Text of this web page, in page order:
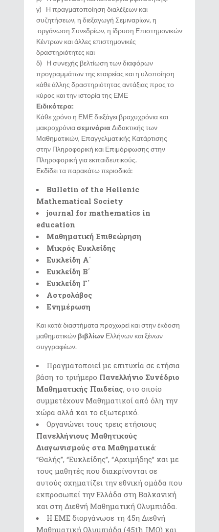
γ) Η πραγματοποίηση διαλέξεων και
συζητήσεων, η διεξαγωγή Σεμιναρίων, η
οργάνωση Συνεδρίων, η ίδρυση Επιστημονικών
Κέντρων και άλλες επιστημονικές
δραστηριότητες και
δ) Η συνεχής βελτίωση των διαφόρων
προγραμμάτων της εταιρείας και η υλοποίηση
κάθε άλλης δραστηριότητας αντάξιας προς το
κύρος και την ιστορία της ΕΜΕ
Ειδικότερα:
Κάθε χρόνο η ΕΜΕ διεξάγει βραχυχρόνια και
μακροχρόνιασεμινάριαΔιδακτικής των
Μαθηματικών, Επαγγελματικής Κατάρτισης
στην Πληροφορική και Επιμόρφωσης στην
Πληροφορική για εκπαιδευτικούς.
Εκδίδει τα παρακάτω περιοδικά:
Bulletin of the Hellenic
Mathematical Society
journal for mathematics in
education
Μαθηματική Επιθεώρηση
Μικρός Ευκλείδης
Ευκλείδη Α΄
Ευκλείδη Β΄
Ευκλείδη Γ΄
Αστρολάβος
Ενημέρωση
Και κατά διαστήματα προχωρεί και στην έκδοση
μαθηματικών βιβλίων Ελλήνων και ξένων
συγγραφέων.
Πραγματοποιεί με επιτυχία σε ετήσια
βάση το τριήμερο Πανελλήνιο Συνέδριο
Μαθηματικής Παιδείας, στο οποίο
συμμετέχουν Μαθηματικοί από όλη την
χώρα αλλά και το εξωτερικό.
Οργανώνει τους τρεις ετήσιους
Πανελλήνιους Μαθητικούς
Διαγωνισμούς στα Μαθηματικά:
“Θαλής”, “Ευκλείδης”, “Αρχιμήδης” και με
τους μαθητές που διακρίνονται σε
αυτούς σχηματίζει την εθνική ομάδα που
εκπροσωπεί την Ελλάδα στη Βαλκανική
και στη Διεθνή Μαθηματική Ολυμπιάδα.
Η ΕΜΕ διοργάνωσε τη 45η Διεθνή
Μαθηματική Ολυμπιάδα (45th IΜΟ) και